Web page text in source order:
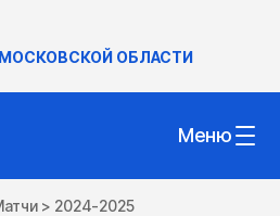
ОБЛАСТИ
Меню
> 2024-2025